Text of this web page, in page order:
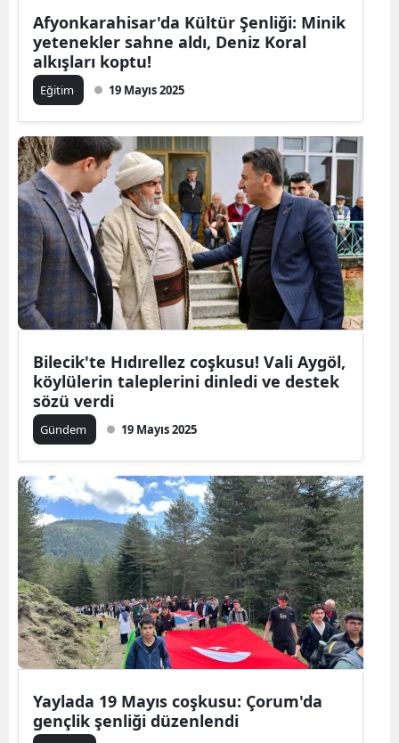
Afyonkarahisar'da Kültür Şenliği: Minik
yetenekler sahne aldı, Deniz Koral
alkışları koptu!
Eğitim 19 Mayıs 2025
Bilecik'te Hıdırellez coşkusu! Vali Aygöl,
köylülerin taleplerini dinledi ve destek
sözü verdi
Gündem 19 Mayıs 2025
Yaylada 19 Mayıs coşkusu: Çorum'da
gençlik şenliği düzenlendi